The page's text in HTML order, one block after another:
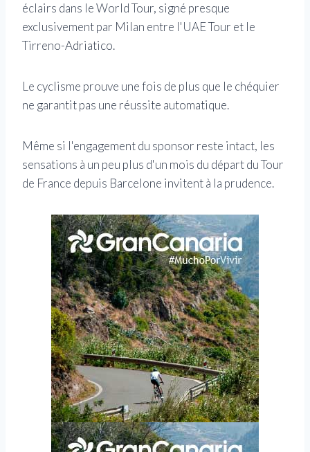
éclairs dans le World Tour, signé presque
exclusivement par Milan entre l'UAE Tour et le
Tirreno-Adriatico.
Le cyclisme prouve une fois de plus que le chéquier
ne garantit pas une réussite automatique.
Même si l'engagement du sponsor reste intact, les
sensations à un peu plus d'un mois du départ du Tour
de France depuis Barcelone invitent à la prudence.